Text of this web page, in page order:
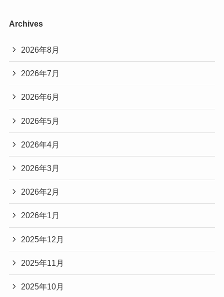
Archives
2026年8月
2026年7月
2026年6月
2026年5月
2026年4月
2026年3月
2026年2月
2026年1月
2025年12月
2025年11月
2025年10月